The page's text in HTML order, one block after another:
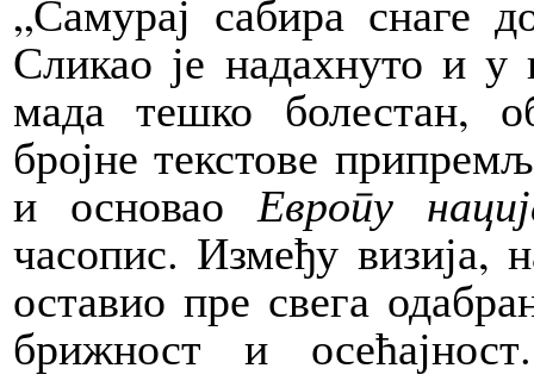
„Самурај сабира снаге
Сликао је надахнуто и
мада тешко болестан,
бројне текстове
и основаоЕвропу
часопис. Између визија,
оставио пре свега
брижност и